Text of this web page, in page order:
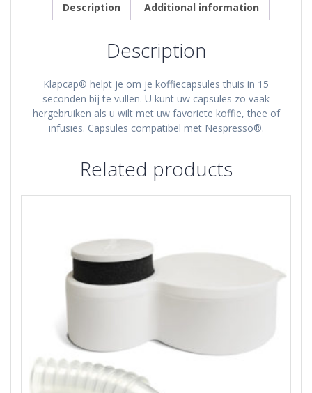
Description Additional information
Description
Klapcap® helpt je om je koffiecapsules thuis in 15
seconden bij te vullen. U kunt uw capsules zo vaak
hergebruiken als u wilt met uw favoriete koffie, thee of
infusies. Capsules compatibel met Nespresso®.
Related products